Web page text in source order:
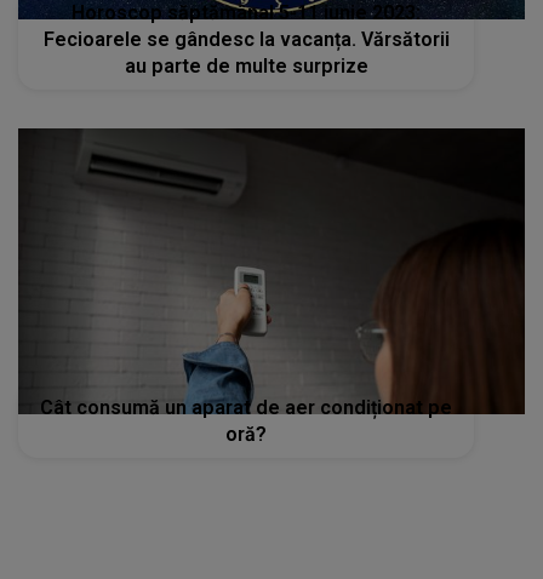
Horoscop săptămânal 5-11 iunie 2023:
Fecioarele se gândesc la vacanța. Vărsătorii
au parte de multe surprize
Cât consumă un aparat de aer condiționat pe
oră?